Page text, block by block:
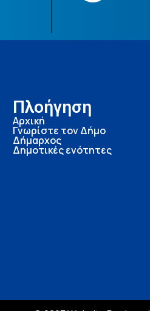
Πλοήγηση
Αρχική
Γνωρίστε τον Δήμο
Δήμαρχος
Δημοτικές ενότητες